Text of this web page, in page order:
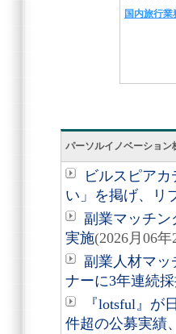
パーソルイノベーショ
ビルスピア
い」を掲げ、リ
副業マッチン
実施(2026月06年
副業人材マッ
ナーに3年連続
『lotsful』
件超の公募実績